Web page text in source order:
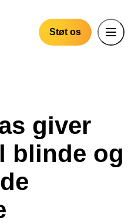
Støt os
giver
blinde og